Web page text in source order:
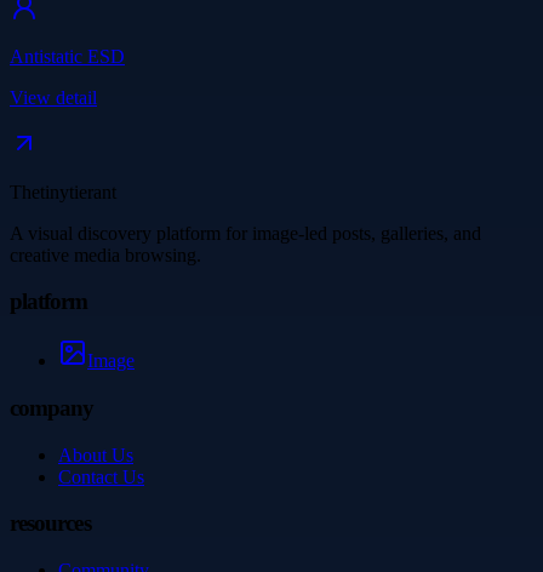
Antistatic ESD
View detail
Thetinytierant
A visual discovery platform for image-led posts, galleries, and
creative media browsing.
platform
Image
company
About Us
Contact Us
resources